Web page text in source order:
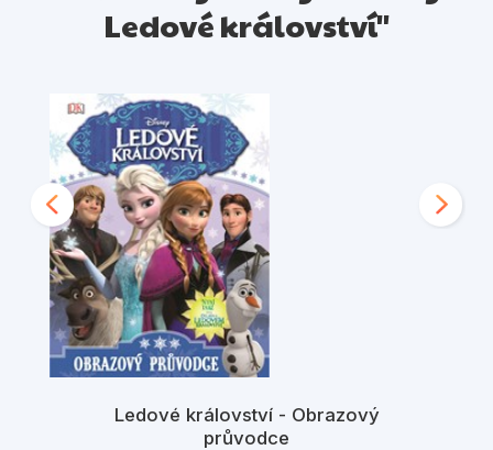
Ledové království"
Ledové království - Obrazový
průvodce